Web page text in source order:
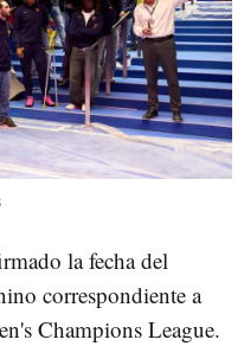
la fecha del
correspondiente a
Champions League.